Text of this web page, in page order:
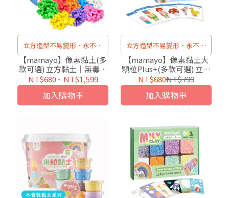
立方造型不易變形、永不乾
硬
【mamayo】像素黏土(多
款可選) 立方黏土｜無毒黏
土｜幼兒黏土｜兒童才藝
黏土
NT$680 ~NT$1,599
加入購物車
立方造型不易變形、永不乾
硬
【mamayo】像素黏土大
顆粒Plus+(多款可選) 立方
黏土｜無毒黏土｜幼兒黏
土｜兒童才藝黏土
NT$680NT$799
加入購物車